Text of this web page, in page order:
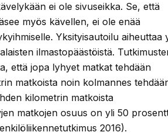
ei ole sivuseikka. Se, että
myös kävellen, ei ole enää
Yksityisautoilu aiheuttaa
ilmastopäästöistä.
että jopa lyhyet matkat tehdään
matkoista noin kolmannes
kilometrin matkoista
matkojen osuus on yli 50
2016).